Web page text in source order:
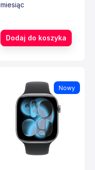
miesiąc
Dodaj do koszyka
Nowy